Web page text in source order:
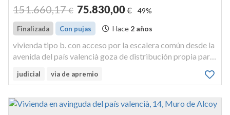
151.660,17 € 75.830,00€ 49%
Finalizada Con pujas Hace 2 años
vivienda tipo b. con acceso por la escalera común desde la
avenida del país valencià goza de distribución propia para
repercusión de elementos comunes, y 105,76 m² útiles,
judicial via de apremio